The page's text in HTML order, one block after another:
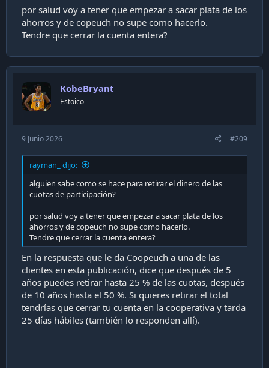
por salud voy a tener que empezar a sacar plata de los
ahorros y de copeuch no supe como hacerlo.
Tendre que cerrar la cuenta entera?
KobeBryant
Estoico
9 Junio 2026 #209
rayman_ dijo:
alguien sabe como se hace para retirar el dinero de las
cuotas de participación?
por salud voy a tener que empezar a sacar plata de los
ahorros y de copeuch no supe como hacerlo.
Tendre que cerrar la cuenta entera?
En la respuesta que le da Coopeuch a una de las
clientes en esta publicación, dice que después de 5
años puedes retirar hasta 25 % de las cuotas, después
de 10 años hasta el 50 %. Si quieres retirar el total
tendrías que cerrar tu cuenta en la cooperativa y tarda
25 días hábiles (también lo responden allí).